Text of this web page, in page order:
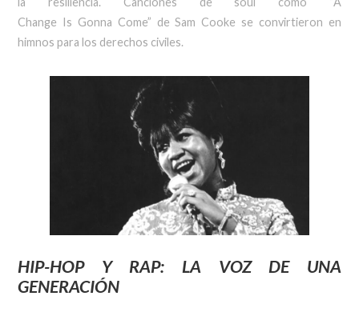
Change Is Gonna Come” de Sam Cooke se convirtieron en
himnos para los derechos civiles.
HIP-HOP Y RAP: LA VOZ DE UNA
GENERACIÓN